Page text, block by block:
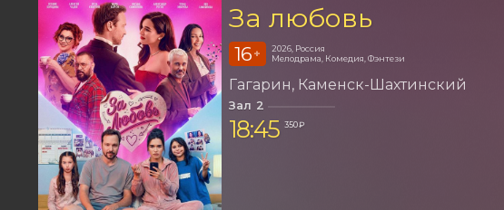
За любовь
16 +
2026, Россия
Мелодрама, Комедия, Фэнтези
Гагарин Каменск-Шахтинский
Зал 2
18:45 350 ₽